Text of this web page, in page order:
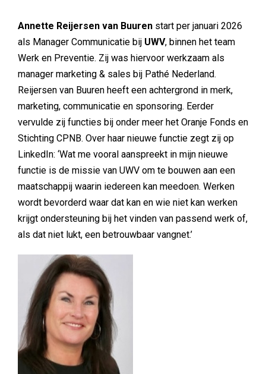
Annette Reijersen van Buuren start per januari 2026
als Manager Communicatie bij UWV, binnen het team
Werk en Preventie. Zij was hiervoor werkzaam als
manager marketing & sales bij Pathé Nederland.
Reijersen van Buuren heeft een achtergrond in merk,
marketing, communicatie en sponsoring. Eerder
vervulde zij functies bij onder meer het Oranje Fonds en
Stichting CPNB. Over haar nieuwe functie zegt zij op
LinkedIn: ‘Wat me vooral aanspreekt in mijn nieuwe
functie is de missie van UWV om te bouwen aan een
maatschappij waarin iedereen kan meedoen. Werken
wordt bevorderd waar dat kan en wie niet kan werken
krijgt ondersteuning bij het vinden van passend werk of,
als dat niet lukt, een betrouwbaar vangnet.’